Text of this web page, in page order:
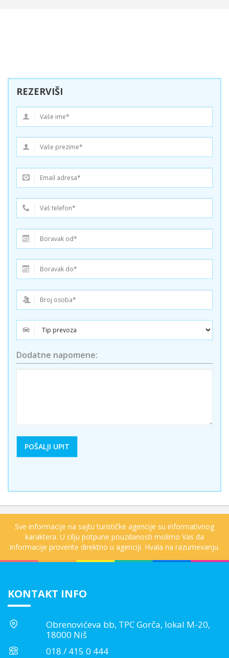
REZERVIŠI
Dodatne napomene:
Sve informacije na sajtu turističke agencije su informativnog
karaktera. U cilju potpune pouzdanosti molimo Vas da
informacije proverite direktno u agenciji. Hvala na razumevanju.
KONTAKT INFO
Obrenovićeva bb, TPC Gorča, lokal M-20,
18000 Niš
018 / 415 0 444